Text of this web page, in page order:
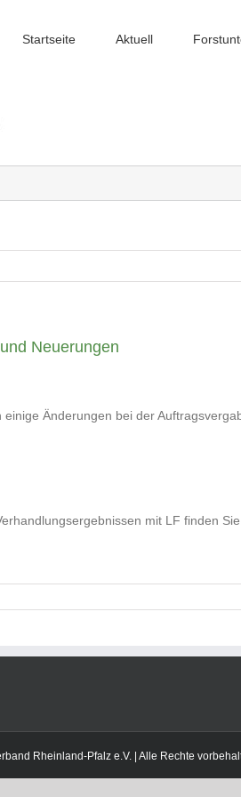
Startseite Aktuell
Neuerungen
Änderungen bei der
mit LF finden Sie
Rheinland-Pfalz e.V. | Alle Rechte